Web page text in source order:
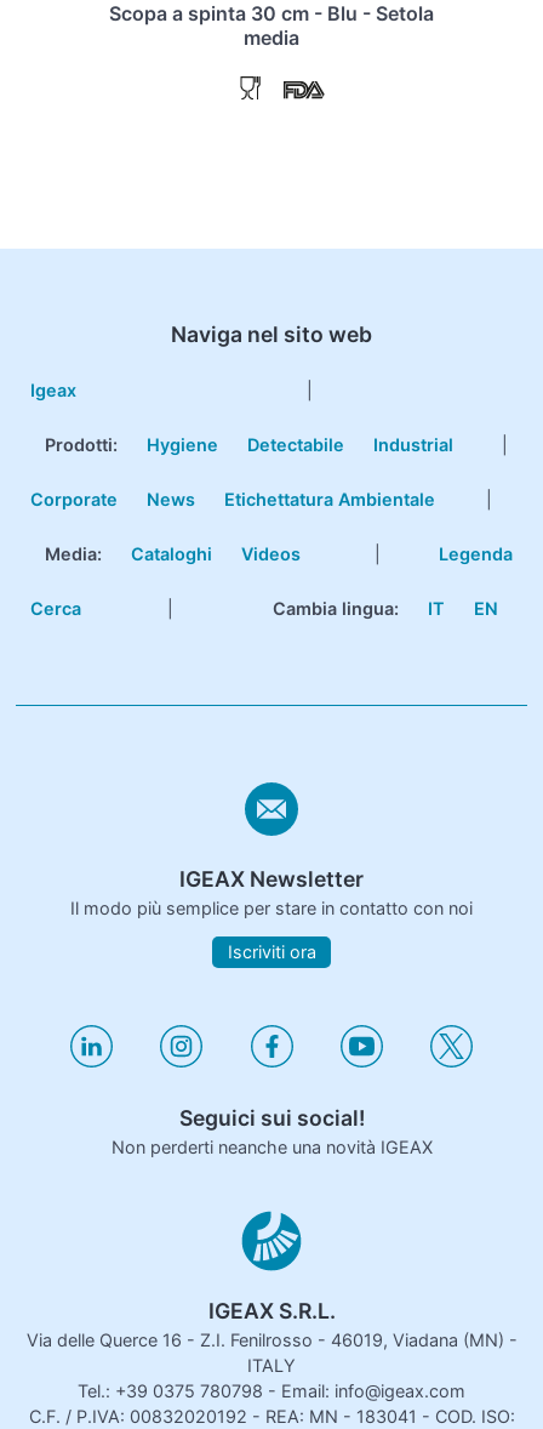
Scopa a spinta 30 cm - Blu - Setola
media
Naviga nel sito web
Igeax
Prodotti: Hygiene Detectabile Industrial
Corporate News Etichettatura Ambientale
Media: Cataloghi Videos Legenda
Cerca Cambia lingua: IT EN
IGEAX Newsletter
Il modo più semplice per stare in contatto con noi
Iscriviti ora
Seguici sui social!
Non perderti neanche una novità IGEAX
IGEAX S.R.L.
Via delle Querce 16 - Z.I. Fenilrosso - 46019, Viadana (MN) -
ITALY
Tel.: +39 0375 780798 - Email: info@igeax.com
C.F. / P.IVA: 00832020192 - REA: MN - 183041 - COD. ISO: